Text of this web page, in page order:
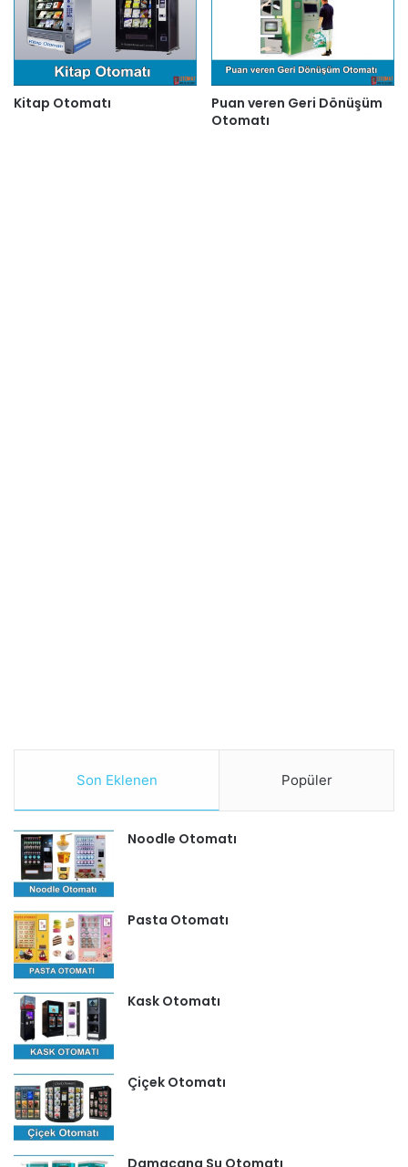
Kitap Otomatı
Puan veren Geri Dönüşüm
Otomatı
Son Eklenen Popüler
Noodle Otomatı
Pasta Otomatı
Kask Otomatı
Çiçek Otomatı
Damacana Su Otomatı